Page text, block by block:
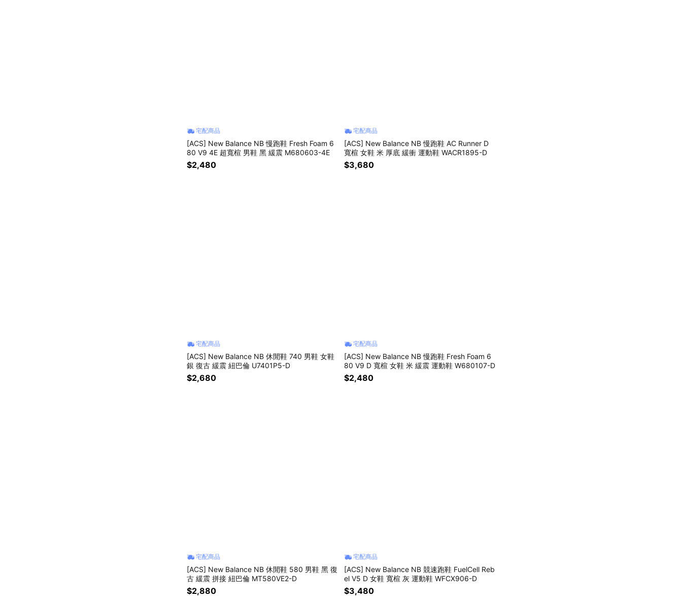
宅配商品
[ACS] New Balance NB 慢跑鞋 Fresh Foam 6
80 V9 4E 超寬楦 男鞋 黑 緩震 M680603-4E
$2,480
宅配商品
[ACS] New Balance NB 慢跑鞋 AC Runner D
寬楦 女鞋 米 厚底 緩衝 運動鞋 WACR1895-D
$3,680
宅配商品
[ACS] New Balance NB 休閒鞋 740 男鞋 女鞋
銀 復古 緩震 紐巴倫 U7401P5-D
$2,680
宅配商品
[ACS] New Balance NB 慢跑鞋 Fresh Foam 6
80 V9 D 寬楦 女鞋 米 緩震 運動鞋 W680107-D
$2,480
宅配商品
[ACS] New Balance NB 休閒鞋 580 男鞋 黑 復
古 緩震 拼接 紐巴倫 MT580VE2-D
$2,880
宅配商品
[ACS] New Balance NB 競速跑鞋 FuelCell Reb
el V5 D 女鞋 寬楦 灰 運動鞋 WFCX906-D
$3,480